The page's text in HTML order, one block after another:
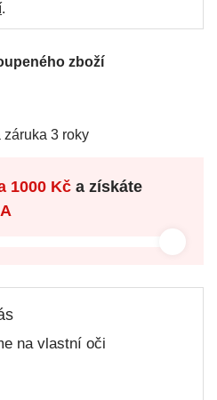
.
zboží
3 roky
1000 Kča získáte
na vlastní oči